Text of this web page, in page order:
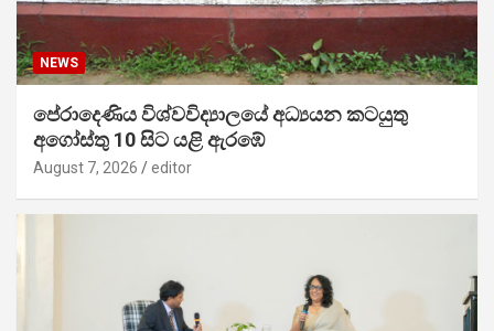
NEWS
පේරාදෙණිය විශ්වවිද්‍යාලයේ අධ්‍යයන කටයුතු
අගෝස්තු 10 සිට යළි ඇරඹේ
August 7, 2026 editor